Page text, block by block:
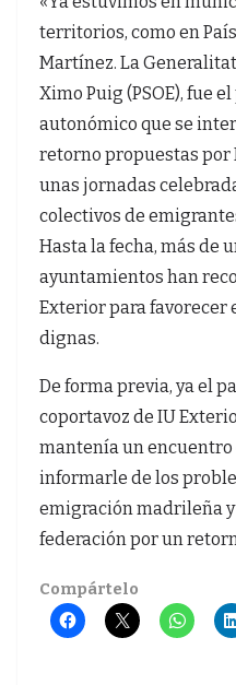
territorios, como en
Martínez. La
Ximo Puig (PSOE), fue
autonómico que se
retorno propuestas por
unas jornadas
colectivos de
Hasta la fecha, más de
ayuntamientos han
Exterior para favorecer
dignas.
De forma previa, ya el
coportavoz de IU
mantenía un encuentro
informarle de los
emigración madrileña
federación por un
Compártelo